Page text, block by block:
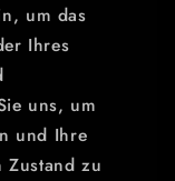
um das
Ihres
uns, um
und Ihre
Zustand zu